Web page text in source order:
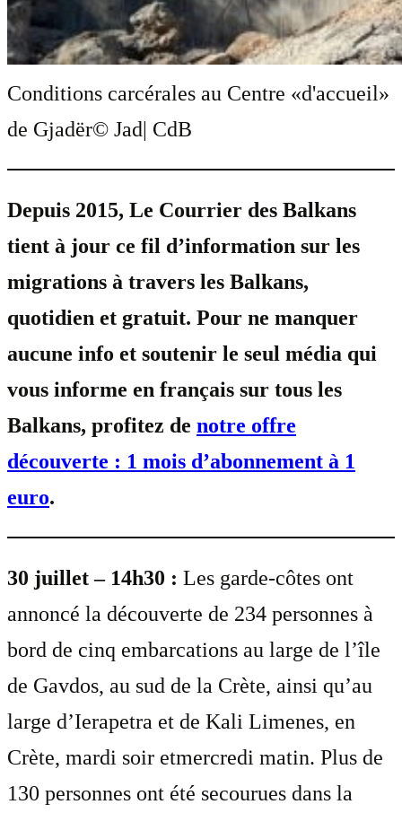
Conditions carcérales au Centre «d'accueil»
de Gjadër© Jad| CdB
Depuis 2015, Le Courrier des Balkans
tient à jour ce fil d’information sur les
migrations à travers les Balkans,
quotidien et gratuit. Pour ne manquer
aucune info et soutenir le seul média qui
vous informe en français sur tous les
Balkans, profitez de notre offre
découverte : 1 mois d’abonnement à 1
euro.
30 juillet – 14h30 : Les garde-côtes ont
annoncé la découverte de 234 personnes à
bord de cinq embarcations au large de l’île
de Gavdos, au sud de la Crète, ainsi qu’au
large d’Ierapetra et de Kali Limenes, en
Crète, mardi soir etmercredi matin. Plus de
130 personnes ont été secourues dans la